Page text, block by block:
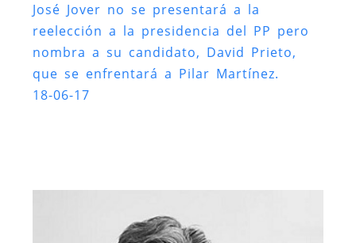
José Jover no se presentará a la
reelección a la presidencia del PP pero
nombra a su candidato, David Prieto,
que se enfrentará a Pilar Martínez.
18-06-17